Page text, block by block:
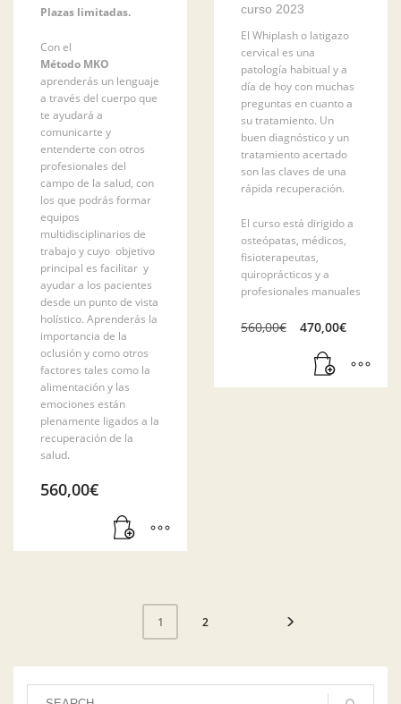
Plazas limitadas.
Con el
Método MKO
aprenderás un lenguaje
a través del cuerpo que
te ayudará a
comunicarte y
entenderte con otros
profesionales del
campo de la salud, con
los que podrás formar
equipos
multidisciplinarios de
trabajo y cuyo objetivo
principal es facilitar y
ayudar a los pacientes
desde un punto de vista
holístico. Aprenderás la
importancia de la
oclusión y como otros
factores tales como la
alimentación y las
emociones están
plenamente ligados a la
recuperación de la
salud.
560,00€
curso 2023
El Whiplash o latigazo
cervical es una
patología habitual y a
día de hoy con muchas
preguntas en cuanto a
su tratamiento. Un
buen diagnóstico y un
tratamiento acertado
son las claves de una
rápida recuperación.
El curso está dirigido a
osteópatas, médicos,
fisioterapeutas,
quiroprácticos y a
profesionales manuales
560,00€ El
original
era:
560,00€.
470,00€
actual
es:
1 2